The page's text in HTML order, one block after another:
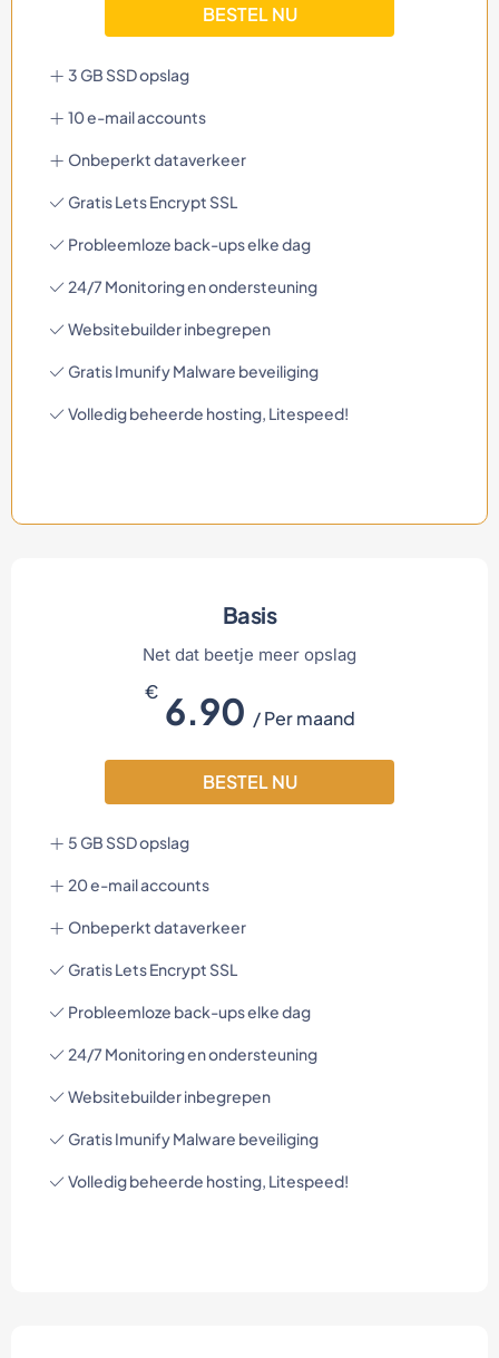
BESTEL NU
3 GB SSD opslag
10 e-mail accounts
Onbeperkt dataverkeer
Gratis Lets Encrypt SSL
Probleemloze back-ups elke dag
24/7 Monitoring en ondersteuning
Websitebuilder inbegrepen
Gratis Imunify Malware beveiliging
Volledig beheerde hosting, Litespeed!
Basis
Net dat beetje meer opslag
€6.90 / Per maand
BESTEL NU
5 GB SSD opslag
20 e-mail accounts
Onbeperkt dataverkeer
Gratis Lets Encrypt SSL
Probleemloze back-ups elke dag
24/7 Monitoring en ondersteuning
Websitebuilder inbegrepen
Gratis Imunify Malware beveiliging
Volledig beheerde hosting, Litespeed!